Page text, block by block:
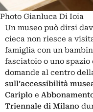
Photo Gianluca Di Ioia
Un museo può dirsi
cieca non riesce a
famiglia con un
fasciatoio o uno
domande al centro
sull’accessibilità
Cariplo e
Triennale di Milano